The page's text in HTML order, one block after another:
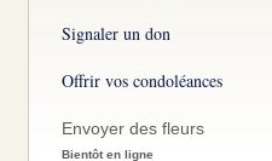
Signaler un don
Offrir vos condoléances
Envoyer des fleurs
Bientôt en ligne